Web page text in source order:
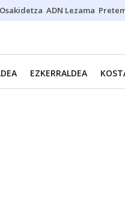
ADN Lezama
EZKERRALDEA